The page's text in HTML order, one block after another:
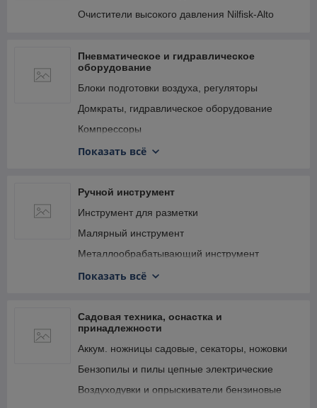
Фрезерование
Шлифование и полирование
Очистители высокого давления Nilfisk-Alto
Пневматическое и гидравлическое
оборудование
Блоки подготовки воздуха, регуляторы
Домкраты, гидравлическое оборудование
Компрессоры
Краскораспылители пневматические
Пневмогайковерты, винтоверты
Пневмопистолеты моечные, продувочные,
Показать всё
Ручной инструмент
Инструмент для разметки
Малярный инструмент
Металлообрабатывающий инструмент
Общестроительный инструмент
Штукатурно-отделочный инструмент
Показать всё
Садовая техника, оснастка и
принадлежности
Аккум. ножницы садовые, секаторы, ножовки
Бензопилы и пилы цепные электрические
Воздуходувки и опрыскиватели бензиновые